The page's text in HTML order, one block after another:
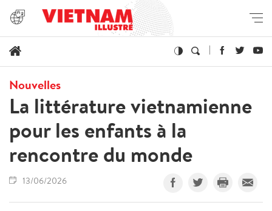
Nouvelles
La littérature vietnamienne
pour les enfants à la
rencontre du monde
13/06/2026